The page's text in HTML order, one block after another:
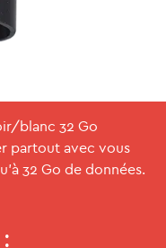
blanc 32 Go
partout avec vous
32 Go de données.